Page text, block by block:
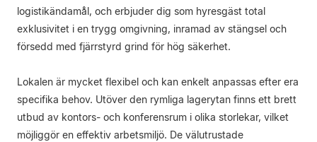
logistikändamål, och erbjuder dig som hyresgäst total
exklusivitet i en trygg omgivning, inramad av stängsel och
försedd med fjärrstyrd grind för hög säkerhet.
Lokalen är mycket flexibel och kan enkelt anpassas efter era
specifika behov. Utöver den rymliga lagerytan finns ett brett
utbud av kontors- och konferensrum i olika storlekar, vilket
möjliggör en effektiv arbetsmiljö. De välutrustade